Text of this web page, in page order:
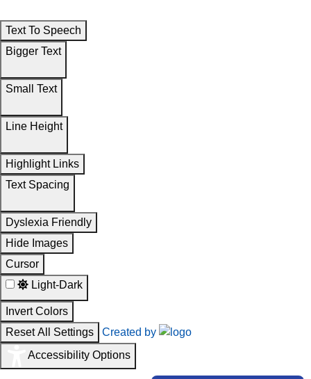
Text To Speech
Bigger Text
Small Text
Line Height
Highlight Links
Text Spacing
Dyslexia Friendly
Hide Images
Cursor
Light-Dark
Invert Colors
Reset All Settings
Created by
Accessibility Options